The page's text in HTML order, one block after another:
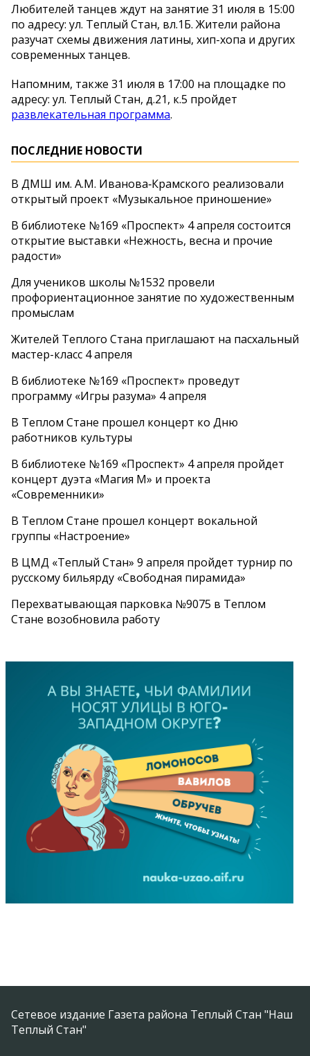
Любителей танцев ждут на занятие 31 июля в 15:00
по адресу: ул. Теплый Стан, вл.1Б. Жители района
разучат схемы движения латины, хип-хопа и других
современных танцев.
Напомним, также 31 июля в 17:00 на площадке по
адресу: ул. Теплый Стан, д.21, к.5 пройдет
развлекательная программа.
ПОСЛЕДНИЕ НОВОСТИ
В ДМШ им. А.М. Иванова‑Крамского реализовали
открытый проект «Музыкальное приношение»
В библиотеке №169 «Проспект» 4 апреля состоится
открытие выставки «Нежность, весна и прочие
радости»
Для учеников школы №1532 провели
профориентационное занятие по художественным
промыслам
Жителей Теплого Стана приглашают на пасхальный
мастер-класс 4 апреля
В библиотеке №169 «Проспект» проведут
программу «Игры разума» 4 апреля
В Теплом Стане прошел концерт ко Дню
работников культуры
В библиотеке №169 «Проспект» 4 апреля пройдет
концерт дуэта «Магия М» и проекта
«Современники»
В Теплом Стане прошел концерт вокальной
группы «Настроение»
В ЦМД «Теплый Стан» 9 апреля пройдет турнир по
русскому бильярду «Свободная пирамида»
Перехватывающая парковка №9075 в Теплом
Стане возобновила работу
Сетевое издание Газета района Теплый Стан "Наш
Теплый Стан"